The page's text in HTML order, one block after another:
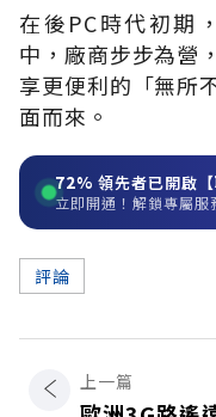
在後PC時代初期
中，廠商步步為營
享更便利的「無所
面而來。
72% 領先者已開啟【
立即開通！解鎖專屬服
評論
上一篇